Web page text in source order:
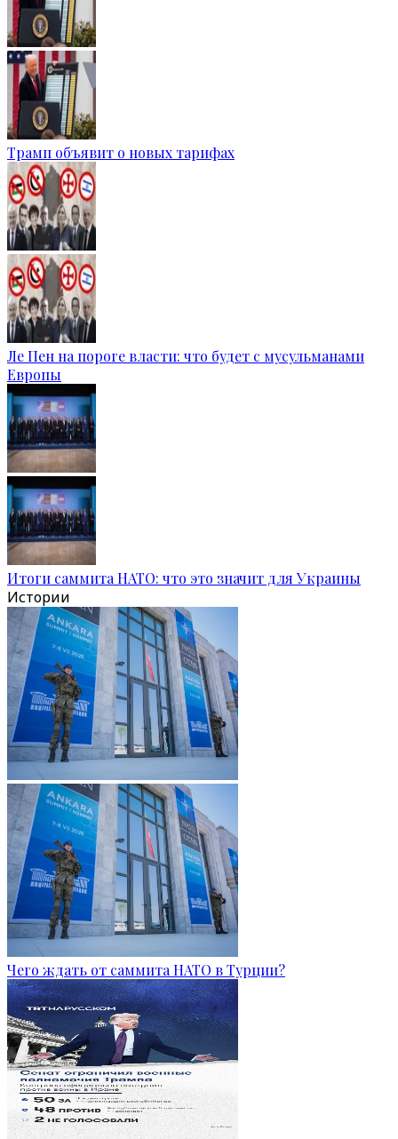
Трамп объявит о новых тарифах
Ле Пен на пороге власти: что будет с мусульманами
Европы
Итоги саммита НАТО: что это значит для Украины
Истории
Чего ждать от саммита НАТО в Турции?